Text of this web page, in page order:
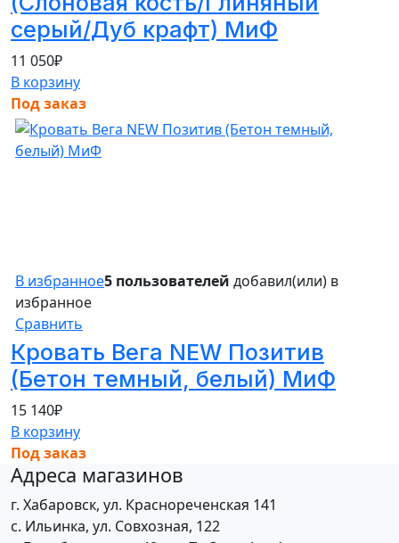
серый/Дуб крафт) МиФ
11 050₽
В корзину
Под заказ
В избранное5 пользователей добавил(или) в
избранное
Сравнить
Кровать Вега NEW Позитив
(Бетон темный, белый) МиФ
15 140₽
В корзину
Под заказ
Адреса магазинов
г. Хабаровск, ул. Краснореченская 141
с. Ильинка, ул. Совхозная, 122